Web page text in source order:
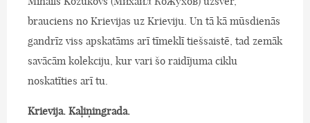
brauciens no Krievijas uz Krieviju. Un tā kā mūsdienās
gandrīz viss apskatāms arī tīmeklī tiešsaistē, tad zemāk
savācām kolekciju, kur vari šo raidījuma ciklu
noskatīties arī tu.
Krievija. Kaļiņingrada.